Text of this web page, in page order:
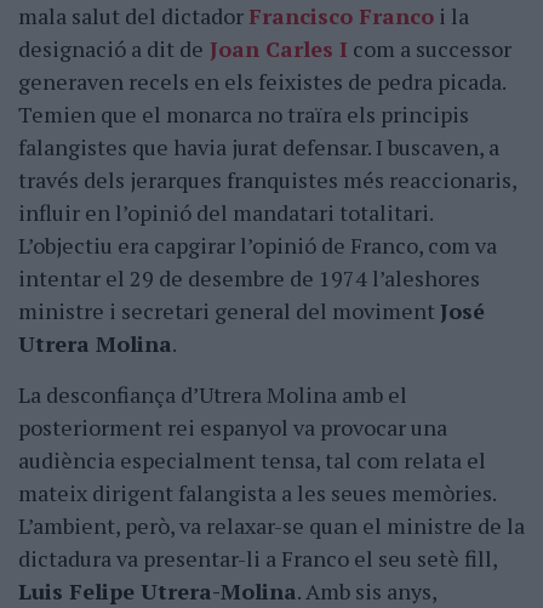
mala salut del dictador Francisco Franco i la
designació a dit de Joan Carles I com a successor
generaven recels en els feixistes de pedra picada.
Temien que el monarca no traïra els principis
falangistes que havia jurat defensar. I buscaven, a
través dels jerarques franquistes més reaccionaris,
influir en l’opinió del mandatari totalitari.
L’objectiu era capgirar l’opinió de Franco, com va
intentar el 29 de desembre de 1974 l’aleshores
ministre i secretari general del moviment José
Utrera Molina.
La desconfiança d’Utrera Molina amb el
posteriorment rei espanyol va provocar una
audiència especialment tensa, tal com relata el
mateix dirigent falangista a les seues memòries.
L’ambient, però, va relaxar-se quan el ministre de la
dictadura va presentar-li a Franco el seu setè fill,
Luis Felipe Utrera-Molina. Amb sis anys,